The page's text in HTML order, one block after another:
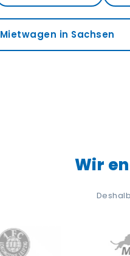
Mietwagen in Sachsen
Wir